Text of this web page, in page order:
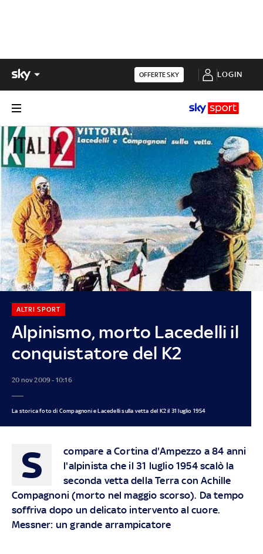
OFFERTE SKY LOGIN
Alpinismo, morto Lacedelli il
conquistatore del K2
ALTRI SPORT
20 nov 2009 - 10:16
La storica foto di Compagnoni e Lacedelli sulla vetta del K2 il 31 luglio 1954
S
compare a Cortina d'Ampezzo a 84 anni
l'alpinista che il 31 luglio 1954 scalò la
seconda vetta della Terra con Achille
Compagnoni (morto nel maggio scorso). Da tempo
soffriva dopo un delicato intervento al cuore.
Messner: un grande arrampicatore